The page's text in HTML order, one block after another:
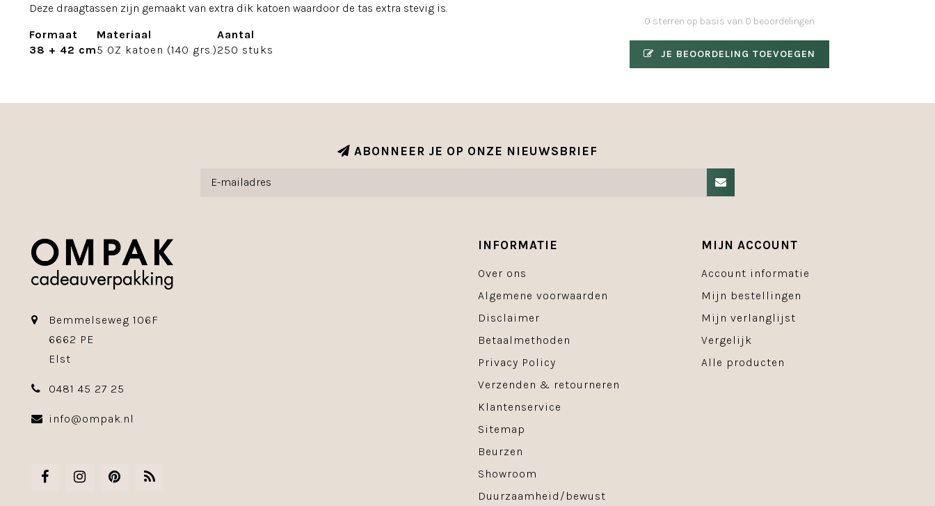
Deze draagtassen zijn gemaakt van extra dik katoen waardoor de tas extra stevig is.
Formaat
Materiaal
Aantal
38 + 42 cm5 OZ katoen (140 grs.)250 stuks
0 sterren op basis van 0 beoordelingen
JE BEOORDELING TOEVOEGEN
ABONNEER JE OP ONZE NIEUWSBRIEF
Bemmelseweg 106F
6662 PE
Elst
0481 45 27 25
info@ompak.nl
INFORMATIE
Over ons
Algemene voorwaarden
Disclaimer
Betaalmethoden
Privacy Policy
Verzenden & retourneren
Klantenservice
Sitemap
Beurzen
Showroom
Duurzaamheid/bewust
MIJN ACCOUNT
Account informatie
Mijn bestellingen
Mijn verlanglijst
Vergelijk
Alle producten